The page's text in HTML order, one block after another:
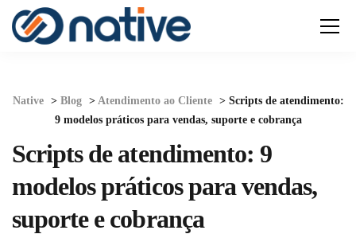
Native > Blog > Atendimento ao Cliente > Scripts de atendimento:
9 modelos práticos para vendas, suporte e cobrança
Scripts de atendimento: 9
modelos práticos para vendas,
suporte e cobrança